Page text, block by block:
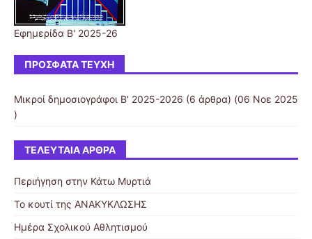
Εφημερίδα Β' 2025-26
ΠΡΌΣΦΑΤΑ ΤΕΎΧΗ
Μικροί δημοσιογράφοι Β' 2025-2026 (6 άρθρα) (06 Νοε 2025
)
ΤΕΛΕΥΤΑΊΑ ΆΡΘΡΑ
Περιήγηση στην Κάτω Μυρτιά
Το κουτί της ΑΝΑΚΥΚΛΩΣΗΣ
Ημέρα Σχολικού Αθλητισμού